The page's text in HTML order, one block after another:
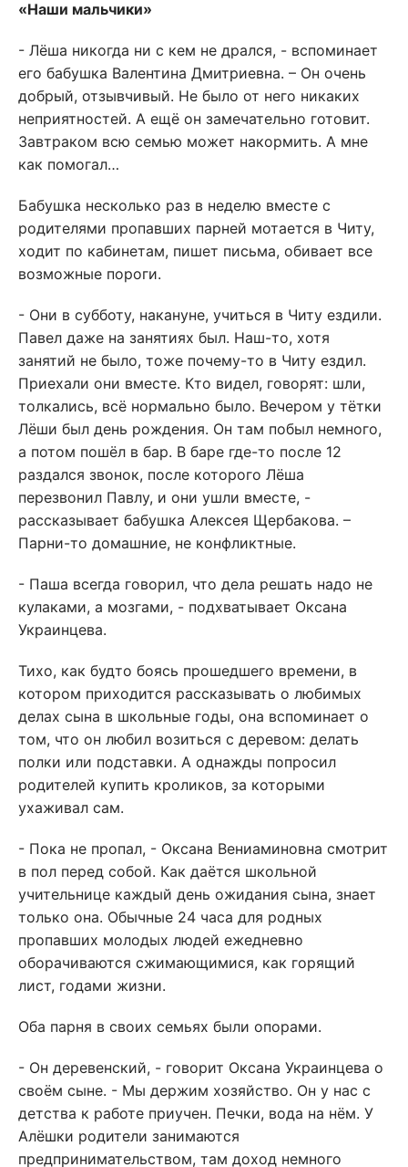
«Наши мальчики»
- Лёша никогда ни с кем не дрался, - вспоминает
его бабушка Валентина Дмитриевна. – Он очень
добрый, отзывчивый. Не было от него никаких
неприятностей. А ещё он замечательно готовит.
Завтраком всю семью может накормить. А мне
как помогал…
Бабушка несколько раз в неделю вместе с
родителями пропавших парней мотается в Читу,
ходит по кабинетам, пишет письма, обивает все
возможные пороги.
- Они в субботу, накануне, учиться в Читу ездили.
Павел даже на занятиях был. Наш-то, хотя
занятий не было, тоже почему-то в Читу ездил.
Приехали они вместе. Кто видел, говорят: шли,
толкались, всё нормально было. Вечером у тётки
Лёши был день рождения. Он там побыл немного,
а потом пошёл в бар. В баре где-то после 12
раздался звонок, после которого Лёша
перезвонил Павлу, и они ушли вместе, -
рассказывает бабушка Алексея Щербакова. –
Парни-то домашние, не конфликтные.
- Паша всегда говорил, что дела решать надо не
кулаками, а мозгами, - подхватывает Оксана
Украинцева.
Тихо, как будто боясь прошедшего времени, в
котором приходится рассказывать о любимых
делах сына в школьные годы, она вспоминает о
том, что он любил возиться с деревом: делать
полки или подставки. А однажды попросил
родителей купить кроликов, за которыми
ухаживал сам.
- Пока не пропал, - Оксана Вениаминовна смотрит
в пол перед собой. Как даётся школьной
учительнице каждый день ожидания сына, знает
только она. Обычные 24 часа для родных
пропавших молодых людей ежедневно
оборачиваются сжимающимися, как горящий
лист, годами жизни.
Оба парня в своих семьях были опорами.
- Он деревенский, - говорит Оксана Украинцева о
своём сыне. - Мы держим хозяйство. Он у нас с
детства к работе приучен. Печки, вода на нём. У
Алёшки родители занимаются
предпринимательством, там доход немного